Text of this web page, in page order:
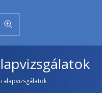
alapvizsgálatok